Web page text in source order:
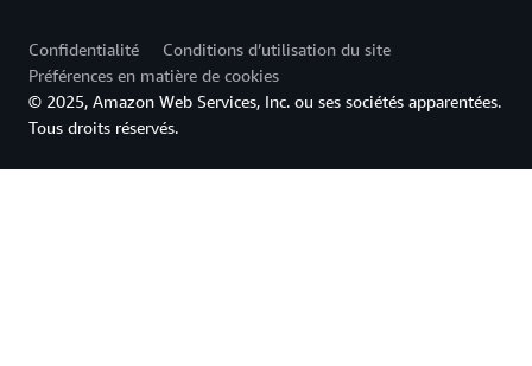
Confidentialité
Conditions d’utilisation du site
Préférences en matière de cookies
© 2025, Amazon Web Services, Inc. ou ses sociétés apparentées.
Tous droits réservés.